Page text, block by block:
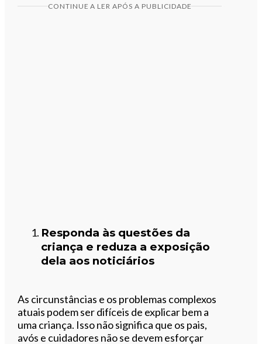
CONTINUE A LER APÓS A PUBLICIDADE
Responda às questões da
criança e reduza a exposição
dela aos noticiários
As circunstâncias e os problemas complexos
atuais podem ser difíceis de explicar bem a
uma criança. Isso não significa que os pais,
avós e cuidadores não se devem esforçar